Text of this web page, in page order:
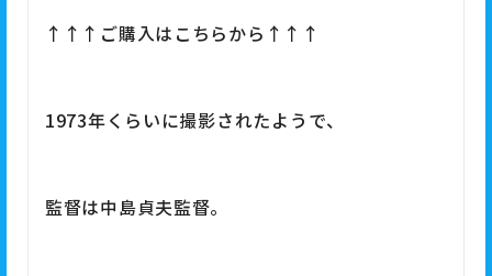
↑↑↑ご購入はこちらから↑↑↑
1973年くらいに撮影されたようで、
監督は中島貞夫監督。